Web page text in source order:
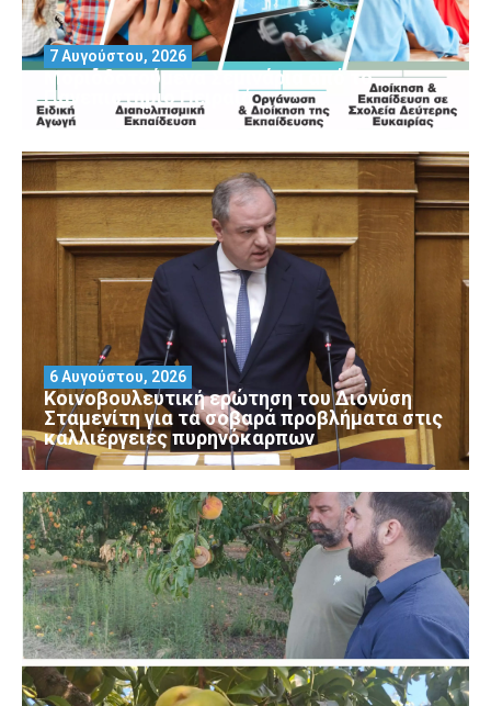
Μοριοδοτούμενα Σεμινάρια από το
Πανεπιστήμιο Πειραιά
7 Αυγούστου, 2026
Κοινοβουλευτική ερώτηση του Διονύση
Σταμενίτη για τα σοβαρά προβλήματα στις
καλλιέργειες πυρηνόκαρπων
6 Αυγούστου, 2026